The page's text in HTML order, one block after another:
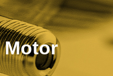
Motor